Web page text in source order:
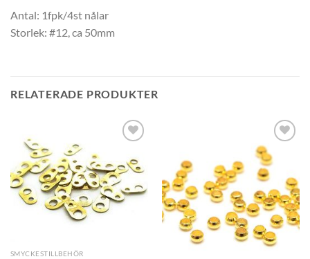
Antal: 1fpk/4st nålar
Storlek: #12, ca 50mm
RELATERADE PRODUKTER
SMYCKESTILLBEHÖR